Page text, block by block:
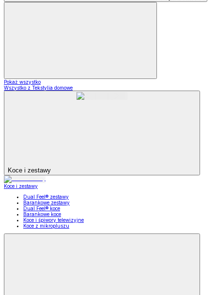
Pokaż wszystko
Wszystko z Tekstylia domowe
Koce i zestawy
Koce i zestawy
Dual Feel® zestawy
Barankowe zestawy
Dual Feel® koce
Barankowe koce
Koce i śpiwory telewizyjne
Koce z mikropluszu